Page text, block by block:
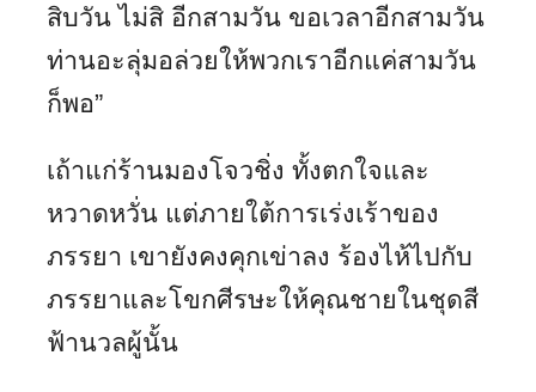
สิบวัน ไม่สิ อีกสามวัน ขอเวลาอีกสามวัน
ท่านอะลุ่มอล่วยให้พวกเราอีกแค่สามวัน
ก็พอ”
เถ้าแก่ร้านมองโจวชิ่ง ทั้งตกใจและ
หวาดหวั่น แต่ภายใต้การเร่งเร้าของ
ภรรยา เขายังคงคุกเข่าลง ร้องไห้ไปกับ
ภรรยาและโขกศีรษะให้คุณชายในชุดสี
ฟ้านวลผู้นั้น